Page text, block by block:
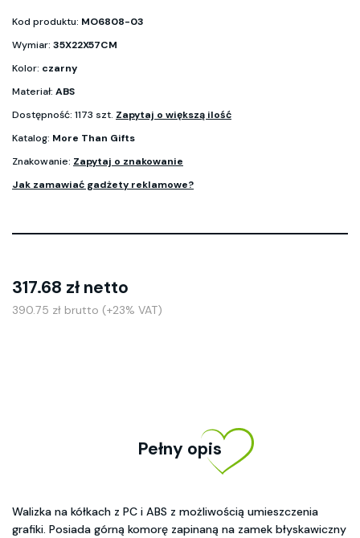
Kod produktu: MO6808-03
Wymiar: 35X22X57CM
Kolor: czarny
Materiał: ABS
Dostępność: 1173 szt. Zapytaj o większą ilość
Katalog: More Than Gifts
Znakowanie: Zapytaj o znakowanie
Jak zamawiać gadżety reklamowe?
317.68 zł netto
390.75 zł brutto (+23% VAT)
Pełny opis
Walizka na kółkach z PC i ABS z możliwością umieszczenia
grafiki. Posiada górną komorę zapinaną na zamek błyskawiczny